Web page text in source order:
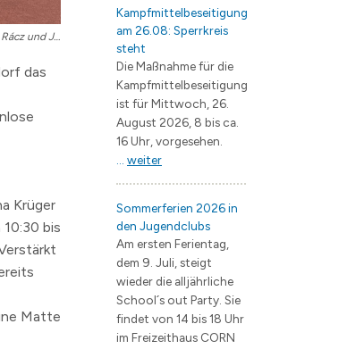
Seit fünf Jahren bietet die Stadt zusammen mit den Trainerinnen Christina Beilfuß, Hajnalka Rácz und Jana Krüger (v.l.) das Sportangebot „Mach-Mit-Fit“ an.
das
Krüger
bis
Matte
Kampfmittelbeseitigung
am 26.08: Sperrkreis
steht
Die Maßnahme für die
Kampfmittelbeseitigung
ist für Mittwoch, 26.
August 2026, 8 bis ca.
16 Uhr, vorgesehen.
weiter
Sommerferien 2026 in
den Jugendclubs
Am ersten Ferientag,
dem 9. Juli, steigt
wieder die alljährliche
School´s out Party. Sie
findet von 14 bis 18 Uhr
im Freizeithaus CORN